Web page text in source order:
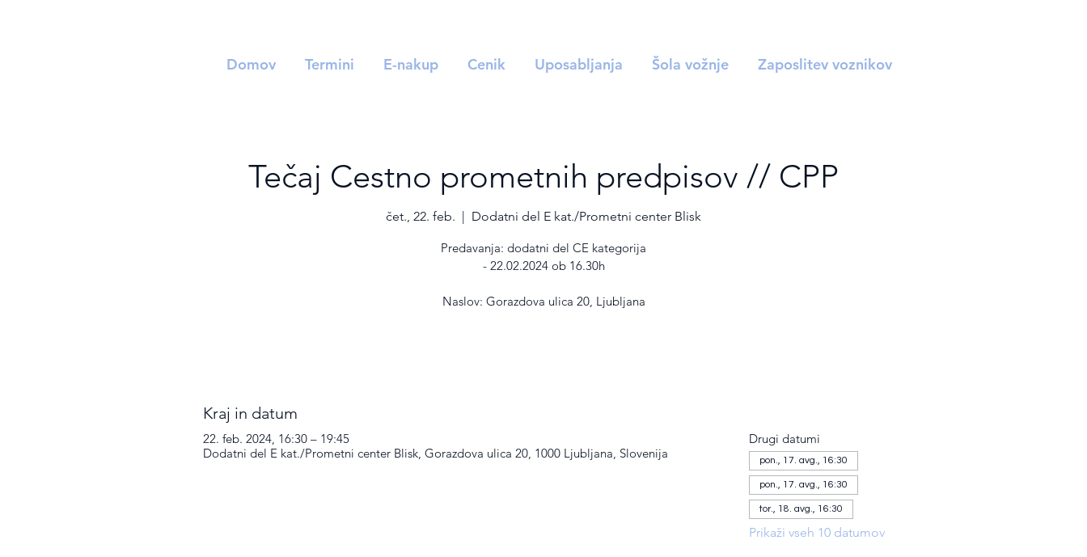
Tečaj Cestno prometnih predpisov // CPP
čet., 22. feb.
  |
Dodatni del E kat./Prometni center Blisk
Predavanja: dodatni del CE kategorija
- 22.02.2024 ob 16.30h
Naslov: Gorazdova ulica 20, Ljubljana
Kraj in datum
22. feb. 2024, 16:30 – 19:45
Dodatni del E kat./Prometni center Blisk, Gorazdova ulica 20, 1000 Ljubljana, Slovenija
Drugi datumi
pon., 17. avg., 16:30
pon., 17. avg., 16:30
tor., 18. avg., 16:30
Prikaži vseh 10 datumov
Domov Termini E-nakup Cenik Uposabljanja Šola vožnje Zaposlitev voznikov